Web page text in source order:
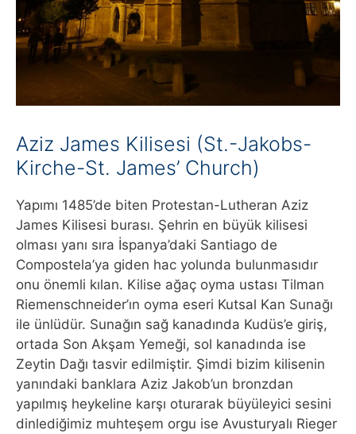
Aziz James Kilisesi (St.-Jakobs-
Kirche-St. James’ Church)
Yapımı 1485’de biten Protestan-Lutheran Aziz
James Kilisesi burası. Şehrin en büyük kilisesi
olması yanı sıra İspanya’daki Santiago de
Compostela’ya giden hac yolunda bulunmasıdır
onu önemli kılan. Kilise ağaç oyma ustası Tilman
Riemenschneider’ın oyma eseri Kutsal Kan Sunağı
ile ünlüdür. Sunağın sağ kanadında Kudüs’e giriş,
ortada Son Akşam Yemeği, sol kanadında ise
Zeytin Dağı tasvir edilmiştir. Şimdi bizim kilisenin
yanındaki banklara Aziz Jakob’un bronzdan
yapılmış heykeline karşı oturarak büyüleyici sesini
dinlediğimiz muhteşem orgu ise Avusturyalı Rieger